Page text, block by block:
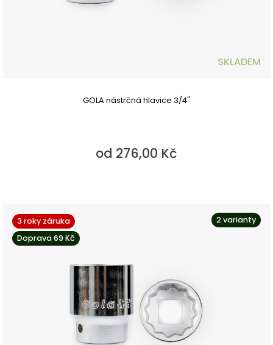
SKLADEM
GOLA nástrčná hlavice 3/4"
od 276,00 Kč
2 varianty
3 roky záruka
Doprava 69 Kč